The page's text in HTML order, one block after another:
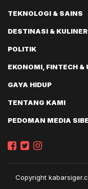
TEKNOLOGI & SAINS
DESTINASI & KULINER
POLITIK
EKONOMI, FINTECH &
GAYA HIDUP
TENTANG KAMI
PEDOMAN MEDIA
Copyright